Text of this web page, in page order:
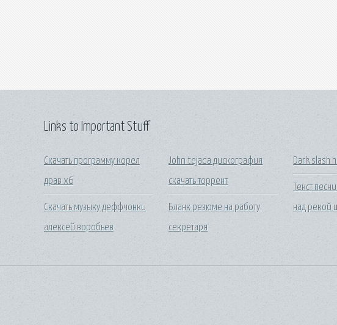
Links to Important Stuff
Скачать программу корел
драв х6
Скачать музыку деффчонки
алексей воробьев
John tejada дискография
скачать торрент
Бланк резюме на работу
секретаря
Dark slash
Текст
над рекой